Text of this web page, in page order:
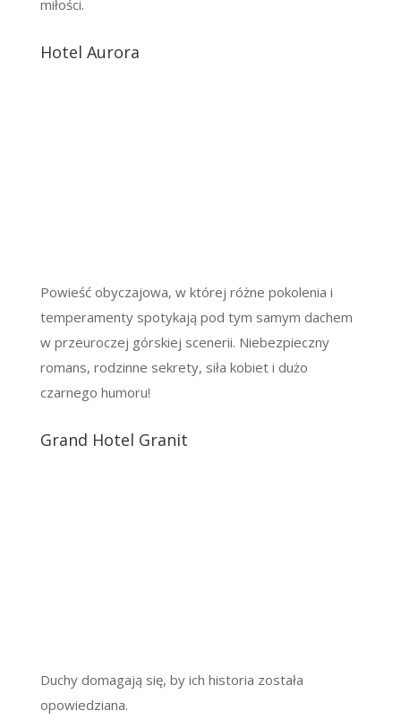
miłości.
Hotel Aurora
Powieść obyczajowa, w której różne pokolenia i
temperamenty spotykają pod tym samym dachem
w przeuroczej górskiej scenerii. Niebezpieczny
romans, rodzinne sekrety, siła kobiet i dużo
czarnego humoru!
Grand Hotel Granit
Duchy domagają się, by ich historia została
opowiedziana.